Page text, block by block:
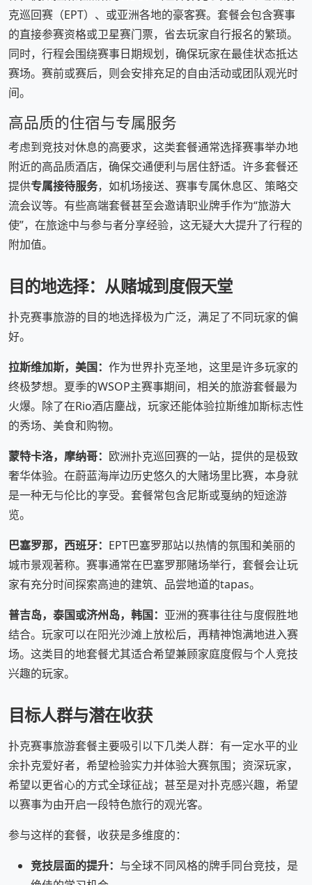
克巡回赛（EPT）、或亚洲各地的豪客赛。套餐会包含赛事
的直接参赛资格或卫星赛门票，省去玩家自行报名的繁琐。
同时，行程会围绕赛事日期规划，确保玩家在最佳状态抵达
赛场。赛前或赛后，则会安排充足的自由活动或团队观光时
间。
高品质的住宿与专属服务
考虑到竞技对休息的高要求，这类套餐通常选择赛事举办地
附近的高品质酒店，确保交通便利与居住舒适。许多套餐还
提供专属接待服务，如机场接送、赛事专属休息区、策略交
流会议等。有些高端套餐甚至会邀请职业牌手作为“旅游大
使”，在旅途中与参与者分享经验，这无疑大大提升了行程的
附加值。
目的地选择：从赌城到度假天堂
扑克赛事旅游的目的地选择极为广泛，满足了不同玩家的偏
好。
拉斯维加斯，美国： 作为世界扑克圣地，这里是许多玩家的
终极梦想。夏季的WSOP主赛事期间，相关的旅游套餐最为
火爆。除了在Rio酒店鏖战，玩家还能体验拉斯维加斯标志性
的秀场、美食和购物。
蒙特卡洛，摩纳哥： 欧洲扑克巡回赛的一站，提供的是极致
奢华体验。在蔚蓝海岸边历史悠久的大赌场里比赛，本身就
是一种无与伦比的享受。套餐常包含尼斯或戛纳的短途游
览。
巴塞罗那，西班牙： EPT巴塞罗那站以热情的氛围和美丽的
城市景观著称。赛事通常在巴塞罗那赌场举行，套餐会让玩
家有充分时间探索高迪的建筑、品尝地道的tapas。
普吉岛，泰国或济州岛，韩国： 亚洲的赛事往往与度假胜地
结合。玩家可以在阳光沙滩上放松后，再精神饱满地进入赛
场。这类目的地套餐尤其适合希望兼顾家庭度假与个人竞技
兴趣的玩家。
目标人群与潜在收获
扑克赛事旅游套餐主要吸引以下几类人群：有一定水平的业
余扑克爱好者，希望检验实力并体验大赛氛围；资深玩家，
希望以更省心的方式全球征战；甚至是对扑克感兴趣，希望
以赛事为由开启一段特色旅行的观光客。
参与这样的套餐，收获是多维度的：
竞技层面的提升： 与全球不同风格的牌手同台竞技，是